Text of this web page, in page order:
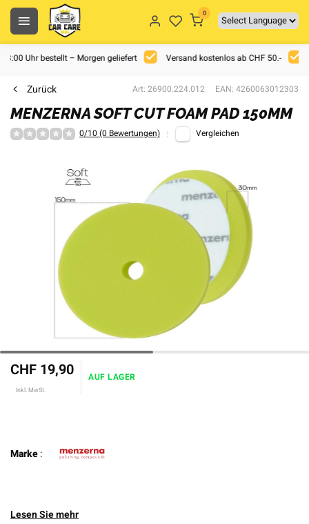
0
Uhr bestellt – Morgen geliefert Versand kostenlos ab CHF 50.-
Zurück Art: 26900.224.012 EAN: 4260063012303
MENZERNA SOFT CUT FOAM PAD 150MM
0/10 (0 Bewertungen) Vergleichen
CHF 19,90
Inkl. MwSt.
AUF LAGER
Marke:
Lesen Sie mehr